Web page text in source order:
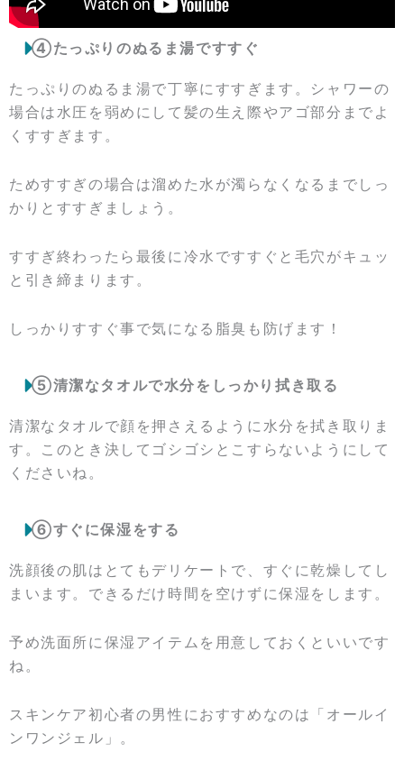
④たっぷりのぬるま湯ですすぐ
たっぷりのぬるま湯で丁寧にすすぎます。シャワーの
場合は水圧を弱めにして髪の生え際やアゴ部分までよ
くすすぎます。
ためすすぎの場合は溜めた水が濁らなくなるまでしっ
かりとすすぎましょう。
すすぎ終わったら最後に冷水ですすぐと毛穴がキュッ
と引き締まります。
しっかりすすぐ事で気になる脂臭も防げます！
⑤清潔なタオルで水分をしっかり拭き取る
清潔なタオルで顔を押さえるように水分を拭き取りま
す。このとき決してゴシゴシとこすらないようにして
くださいね。
⑥すぐに保湿をする
洗顔後の肌はとてもデリケートで、すぐに乾燥してし
まいます。できるだけ時間を空けずに保湿をします。
予め洗面所に保湿アイテムを用意しておくといいです
ね。
スキンケア初心者の男性におすすめなのは「オールイ
ンワンジェル」。